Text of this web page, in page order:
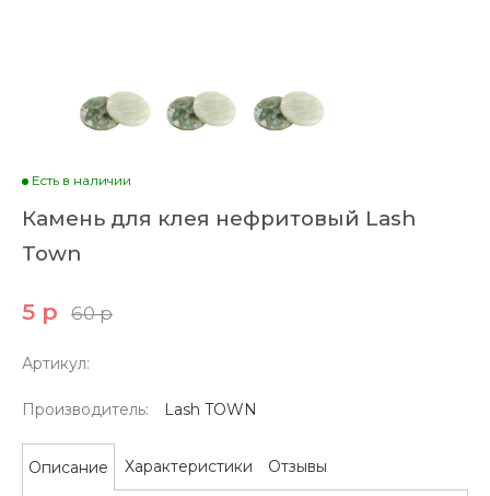
Есть в наличии
Камень для клея нефритовый Lash
Town
5 р 60 р
Артикул:
Производитель: Lash TOWN
Описание Характеристики Отзывы